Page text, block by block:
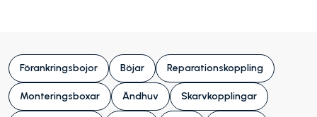
Kontakt
Förankringsbojor Böjar Reparationskoppling
Monteringsboxar Ändhuv Skarvkopplingar